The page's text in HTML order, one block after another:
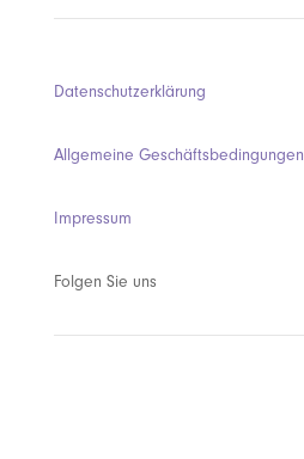
Datenschutzerklärung
Allgemeine Geschäftsbedingungen
Impressum
Folgen Sie uns